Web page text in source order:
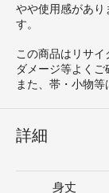
やや使用感があ
す。
この商品はリサイ
ダメージ等よくご
また、帯・小物等
詳細
身丈